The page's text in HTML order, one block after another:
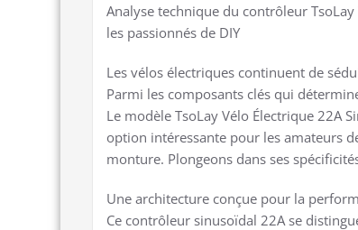
Analyse technique du contrôleur
les passionnés de DIY
Les vélos électriques continuent de
Parmi les composants clés qui
Le modèle TsoLay Vélo Électrique 22A
option intéressante pour les amateurs
monture. Plongeons dans ses
Une architecture conçue pour la
Ce contrôleur sinusoïdal 22A se